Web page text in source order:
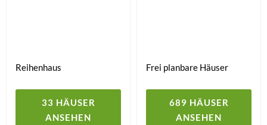
Reihenhaus
33 HÄUSER
ANSEHEN
Frei planbare Häuser
689 HÄUSER
ANSEHEN